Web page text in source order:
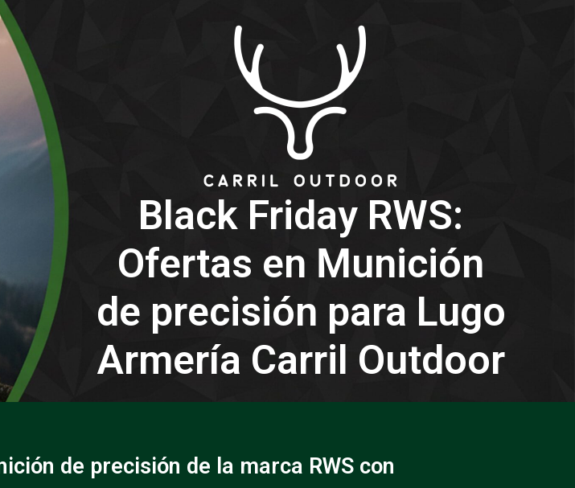
Black Friday RWS:
Ofertas en Munición
de precisión para Lugo
Armería Carril Outdoor
de precisión de la marca RWS con